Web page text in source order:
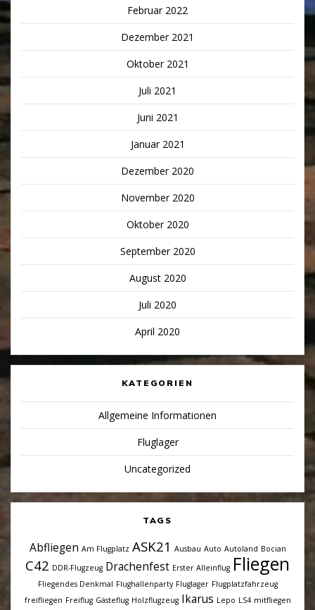
Februar 2022
Dezember 2021
Oktober 2021
Juli 2021
Juni 2021
Januar 2021
Dezember 2020
November 2020
Oktober 2020
September 2020
August 2020
Juli 2020
April 2020
KATEGORIEN
Allgemeine Informationen
Fluglager
Uncategorized
TAGS
Abfliegen Am Flugplatz ASK21 Ausbau Auto Autoland Bocian
C42 DDR-Flugzeug Drachenfest Erster Alleinflug Fliegen
Fliegendes Denkmal Flughallenparty Fluglager Flugplatzfahrzeug
freifliegen Freiflug Gästeflug Holzflugzeug Ikarus Lepo LS4 mitfliegen